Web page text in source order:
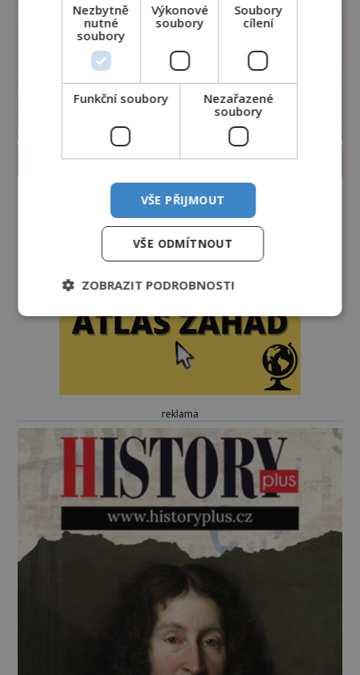
PROLISTOVAT ČASOPIS
reklama
Nezbytně
nutné
soubory
Výkonové
soubory
Soubory
cílení
Funkční soubory
Nezařazené
soubory
VŠE PŘIJMOUT
VŠE ODMÍTNOUT
ZOBRAZIT PODROBNOSTI